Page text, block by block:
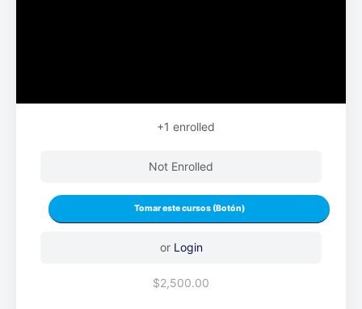
+1 enrolled
Not Enrolled
or Login
$2,500.00